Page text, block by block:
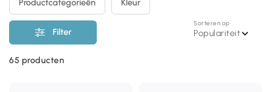
Filter
Productcategorieën Kleur
Sorteren op
Populariteit
65 producten